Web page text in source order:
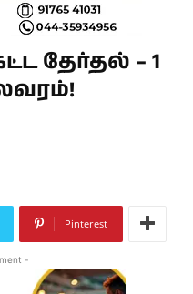
தேர்தல் – 1
Pinterest
-